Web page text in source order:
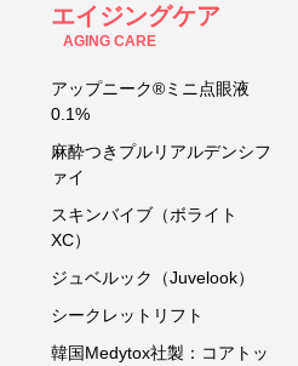
エイジングケア
AGING CARE
アップニーク®ミニ点眼液
0.1%
麻酔つきプルリアルデンシフ
ァイ
スキンバイブ（ボライト
XC）
ジュベルック（Juvelook）
シークレットリフト
韓国Medytox社製：コアトッ